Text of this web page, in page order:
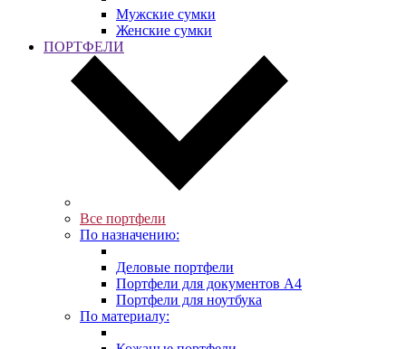
Мужские сумки
Женские сумки
ПОРТФЕЛИ
Все портфели
По назначению:
Деловые портфели
Портфели для документов A4
Портфели для ноутбука
По материалу: